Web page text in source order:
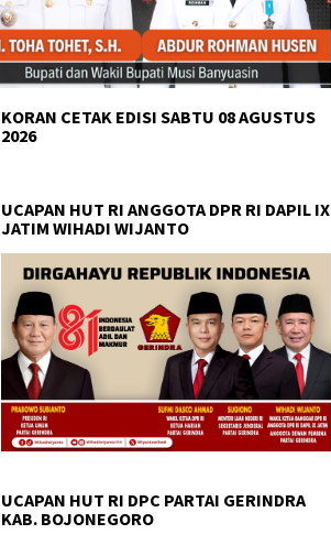
KORAN CETAK EDISI SABTU 08 AGUSTUS
2026
UCAPAN HUT RI ANGGOTA DPR RI DAPIL IX
JATIM WIHADI WIJANTO
UCAPAN HUT RI DPC PARTAI GERINDRA
KAB. BOJONEGORO